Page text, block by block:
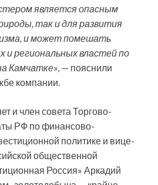
является опасным
так и для развития
и может помешать
и региональных властей по
Камчатке», — пояснили
компании.
и член совета Торгово-
РФ по финансово-
политике и вице-
общественной
Россия» Аркадий